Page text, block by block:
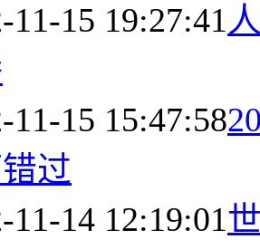
11-15 19:27:41
11-15 15:47:58
过
11-14 12:19:01